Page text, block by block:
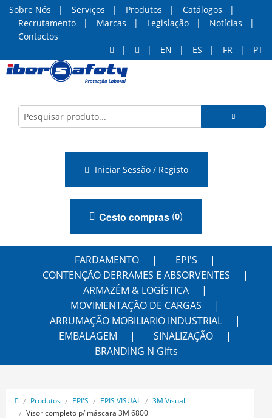
Sobre Nós Serviços Produtos
Catálogos
Recrutamento
Marcas Legislação
Notícias
Contactos
EN
ES FR PT
Iniciar Sessão / Registo
Cesto compras (0)
FARDAMENTO
EPI'S
CONTENÇÃO DERRAMES E ABSORVENTES
ARMAZÉM & LOGÍSTICA
MOVIMENTAÇÃO DE CARGAS
ARRUMAÇÃO MOBILIARIO INDUSTRIAL
EMBALAGEM
SINALIZAÇÃO
BRANDING N Gifts
Produtos EPI'S EPIS VISUAL
3M Visual
Visor completo p/ máscara 3M 6800